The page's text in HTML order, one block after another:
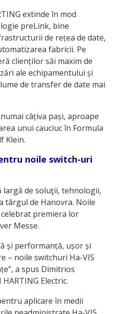
extinde în mod
preLink, bine
de rețea de date,
fabricii. Pe
clienților săi maxim de
ale echipamentului și
de transfer de date mai
câțiva pași, aproape
unui cauciuc în Formula
Klein.
noile switch-uri
largă de soluţii, tehnologii,
târgul de Hanovra. Noile
premiera lor
Messe.
și performanță, ușor și
– noile switchuri Ha-VIS
a spus Dimitrios
Electric.
aplicare în medii